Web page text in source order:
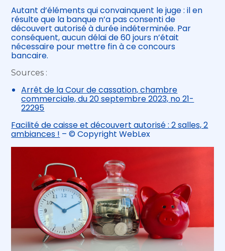
Autant d’éléments qui convainquent le juge : il en
résulte que la banque n’a pas consenti de
découvert autorisé à durée indéterminée. Par
conséquent, aucun délai de 60 jours n’était
nécessaire pour mettre fin à ce concours
bancaire.
Sources :
Arrêt de la Cour de cassation, chambre
commerciale, du 20 septembre 2023, no 21-
22295
Facilité de caisse et découvert autorisé : 2 salles, 2
ambiances ! – © Copyright WebLex